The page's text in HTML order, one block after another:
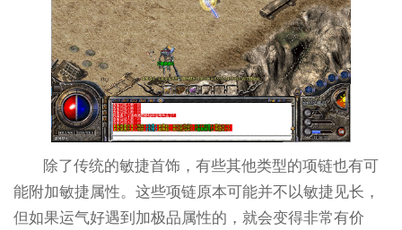
除了传统的敏捷首饰，有些其他类型的项链也有可
能附加敏捷属性。这些项链原本可能并不以敏捷见长，
但如果运气好遇到加极品属性的，就会变得非常有价